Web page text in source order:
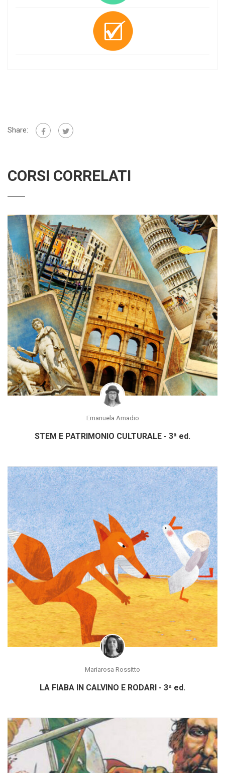
Share:
CORSI CORRELATI
Emanuela Amadio
STEM E PATRIMONIO CULTURALE - 3ª ed.
Mariarosa Rossitto
LA FIABA IN CALVINO E RODARI - 3ª ed.